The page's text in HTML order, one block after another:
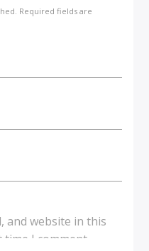
Required fields are
and website in this
I comment.